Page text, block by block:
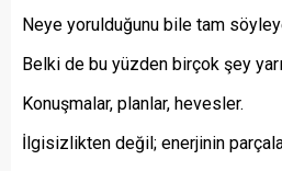
Neye yorulduğunu bile tam
Belki de bu yüzden birçok şey
Konuşmalar, planlar, hevesler.
İlgisizlikten değil; enerjinin